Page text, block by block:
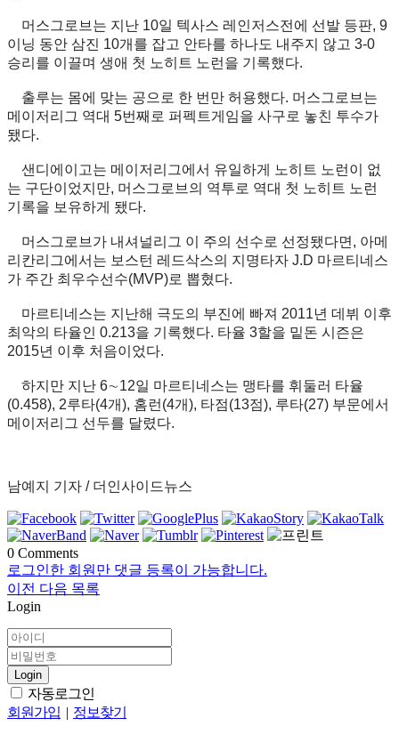
머스그로브는 지난 10일 텍사스 레인저스전에 선발 등판, 9
이닝 동안 삼진 10개를 잡고 안타를 하나도 내주지 않고 3-0
승리를 이끌며 생애 첫 노히트 노런을 기록했다.
출루는 몸에 맞는 공으로 한 번만 허용했다. 머스그로브는
메이저리그 역대 5번째로 퍼펙트게임을 사구로 놓친 투수가
됐다.
샌디에이고는 메이저리그에서 유일하게 노히트 노런이 없
는 구단이었지만, 머스그로브의 역투로 역대 첫 노히트 노런
기록을 보유하게 됐다.
머스그로브가 내셔널리그 이 주의 선수로 선정됐다면, 아메
리칸리그에서는 보스턴 레드삭스의 지명타자 J.D 마르티네스
가 주간 최우수선수(MVP)로 뽑혔다.
마르티네스는 지난해 극도의 부진에 빠져 2011년 데뷔 이후
최악의 타율인 0.213을 기록했다. 타율 3할을 밑돈 시즌은
2015년 이후 처음이었다.
하지만 지난 6∼12일 마르티네스는 맹타를 휘둘러 타율
(0.458), 2루타(4개), 홈런(4개), 타점(13점), 루타(27) 부문에서
메이저리그 선두를 달렸다.
남예지 기자 / 더인사이드뉴스
0 Comments
로그인한 회원만 댓글 등록이 가능합니다.
이전 다음 목록
Login
Login
자동로그인
회원가입 | 정보찾기